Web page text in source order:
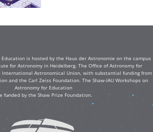
is hosted by the Haus der Astronomie on the campus
for Astronomy in Heidelberg. The Office of Astronomy for
International Astronomical Union, with substantial funding from
and the Carl Zeiss Foundation. The Shaw-IAU Workshops on
Astronomy for Education
funded by the Shaw Prize Foundation.